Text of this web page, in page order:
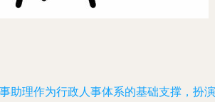
助理作为行政人事体系的基础支撑，扮演